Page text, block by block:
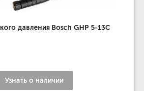
давления Bosch GHP 5-13C
Узнать о наличии